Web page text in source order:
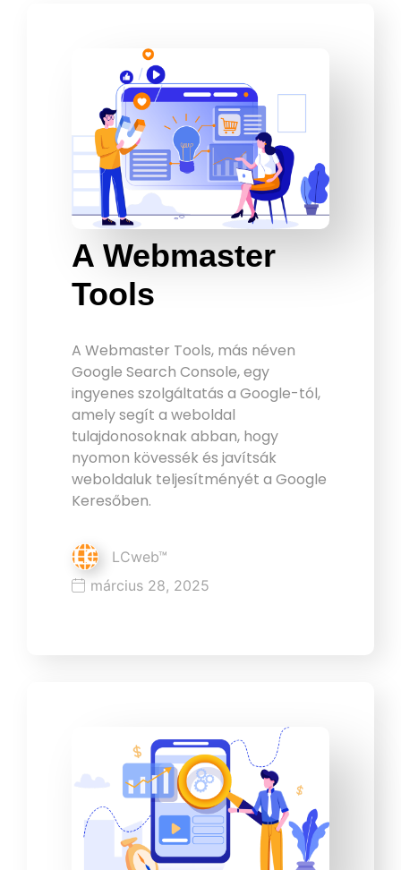
A Webmaster
Tools
A Webmaster Tools, más néven
Google Search Console, egy
ingyenes szolgáltatás a Google-tól,
amely segít a weboldal
tulajdonosoknak abban, hogy
nyomon kövessék és javítsák
weboldaluk teljesítményét a Google
Keresőben.
LCweb™
március 28, 2025